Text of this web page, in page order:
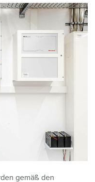
gemäß den